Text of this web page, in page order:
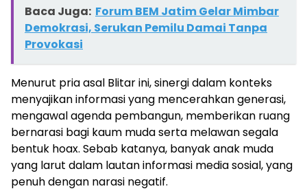
Baca Juga: Forum BEM Jatim Gelar Mimbar
Demokrasi, Serukan Pemilu Damai Tanpa
Provokasi
Menurut pria asal Blitar ini, sinergi dalam konteks
menyajikan informasi yang mencerahkan generasi,
mengawal agenda pembangun, memberikan ruang
bernarasi bagi kaum muda serta melawan segala
bentuk hoax. Sebab katanya, banyak anak muda
yang larut dalam lautan informasi media sosial, yang
penuh dengan narasi negatif.